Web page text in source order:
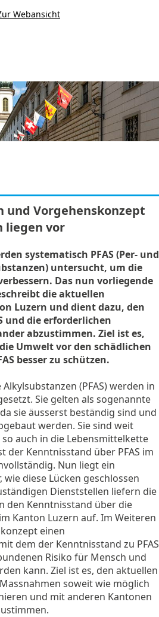
Webansicht
und Vorgehenskonzept
liegen vor
systematisch PFAS (Per- und
untersucht, um die
Das nun vorliegende
die aktuellen
Luzern und dient dazu, den
und die erforderlichen
abzustimmen. Ziel ist es,
Umwelt vor den schädlichen
besser zu schützen.
(PFAS) werden in
Sie gelten als sogenannte
sie äusserst beständig sind und
werden. Sie sind weit
auch in die Lebensmittelkette
der Kenntnisstand über PFAS im
Nun liegt ein
diese Lücken geschlossen
Dienststellen liefern die
den Kenntnisstand über die
Kanton Luzern auf. Im Weiteren
einen
dem der Kenntnisstand zu PFAS
Risiko für Mensch und
kann. Ziel ist es, den aktuellen
soweit wie möglich
und mit anderen Kantonen